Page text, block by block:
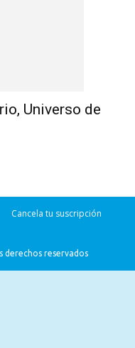
Universo de
Cancela tu suscripción
derechos reservados